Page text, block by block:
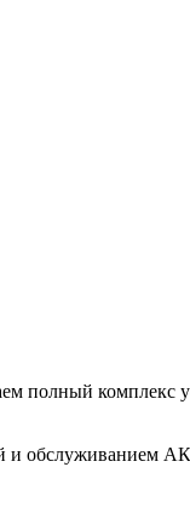
полный
и обслуживанием